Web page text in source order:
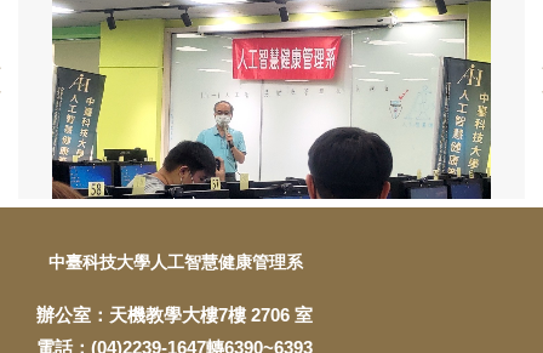
中臺科技大學人工智慧健康管理系
辦公室：天機教學大樓7樓 2706 室
電話：(04)2239-1647轉6390~6393